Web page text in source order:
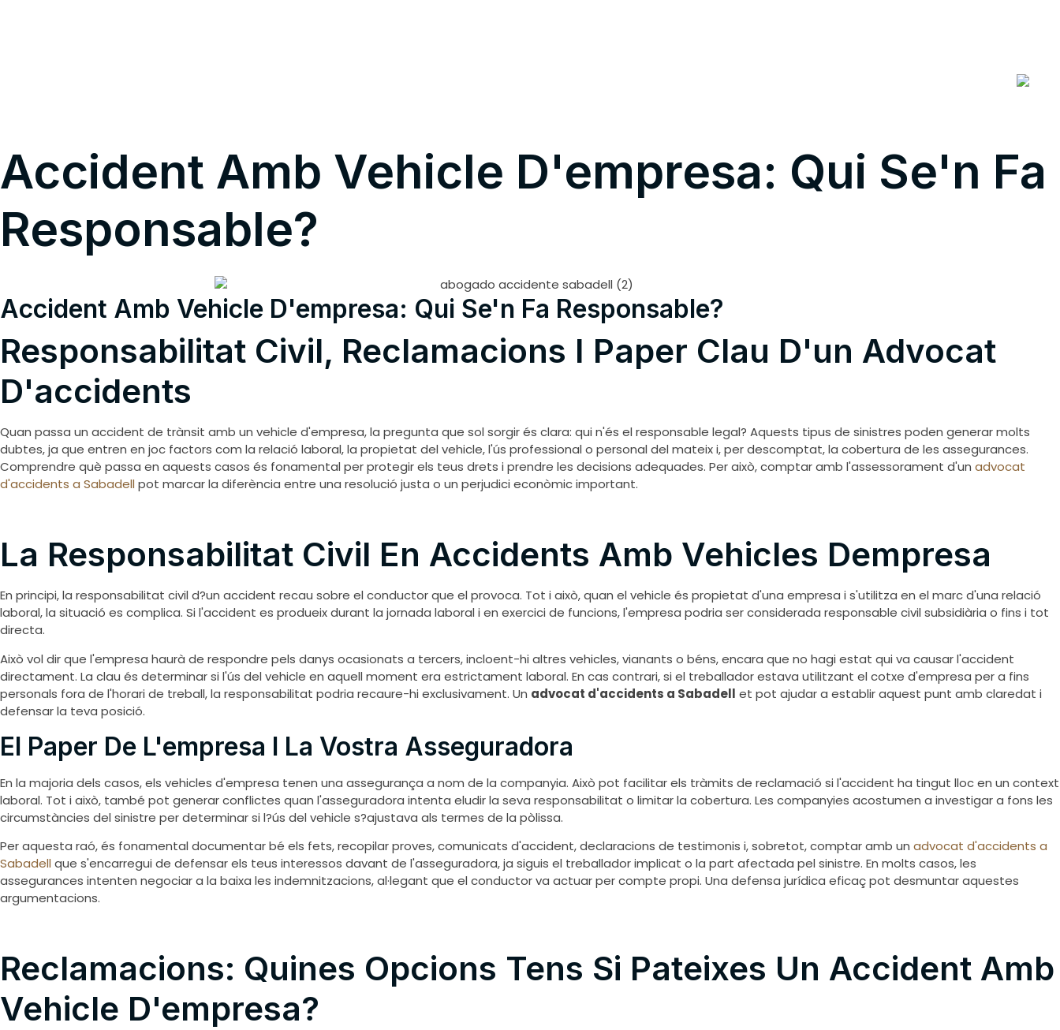
Accident Amb Vehicle D'empresa: Qui Se'n Fa
Responsable?
Accident Amb Vehicle D'empresa: Qui Se'n Fa Responsable?
Responsabilitat Civil, Reclamacions I Paper Clau D'un Advocat
D'accidents
Quan passa un accident de trànsit amb un vehicle d'empresa, la pregunta que sol sorgir és clara: qui n'és el responsable legal? Aquests tipus de sinistres poden generar molts
dubtes, ja que entren en joc factors com la relació laboral, la propietat del vehicle, l'ús professional o personal del mateix i, per descomptat, la cobertura de les assegurances.
Comprendre què passa en aquests casos és fonamental per protegir els teus drets i prendre les decisions adequades. Per això, comptar amb l'assessorament d'un advocat
d'accidents a Sabadell pot marcar la diferència entre una resolució justa o un perjudici econòmic important.
La Responsabilitat Civil En Accidents Amb Vehicles Dempresa
En principi, la responsabilitat civil d?un accident recau sobre el conductor que el provoca. Tot i això, quan el vehicle és propietat d'una empresa i s'utilitza en el marc d'una relació
laboral, la situació es complica. Si l'accident es produeix durant la jornada laboral i en exercici de funcions, l'empresa podria ser considerada responsable civil subsidiària o fins i tot
directa.
Això vol dir que l'empresa haurà de respondre pels danys ocasionats a tercers, incloent-hi altres vehicles, vianants o béns, encara que no hagi estat qui va causar l'accident
directament. La clau és determinar si l'ús del vehicle en aquell moment era estrictament laboral. En cas contrari, si el treballador estava utilitzant el cotxe d'empresa per a fins
personals fora de l'horari de treball, la responsabilitat podria recaure-hi exclusivament. Un advocat d'accidents a Sabadell et pot ajudar a establir aquest punt amb claredat i
defensar la teva posició.
El Paper De L'empresa I La Vostra Asseguradora
En la majoria dels casos, els vehicles d'empresa tenen una assegurança a nom de la companyia. Això pot facilitar els tràmits de reclamació si l'accident ha tingut lloc en un context
laboral. Tot i això, també pot generar conflictes quan l'asseguradora intenta eludir la seva responsabilitat o limitar la cobertura. Les companyies acostumen a investigar a fons les
circumstàncies del sinistre per determinar si l?ús del vehicle s?ajustava als termes de la pòlissa.
Per aquesta raó, és fonamental documentar bé els fets, recopilar proves, comunicats d'accident, declaracions de testimonis i, sobretot, comptar amb un advocat d'accidents a
Sabadell que s'encarregui de defensar els teus interessos davant de l'asseguradora, ja siguis el treballador implicat o la part afectada pel sinistre. En molts casos, les
assegurances intenten negociar a la baixa les indemnitzacions, al·legant que el conductor va actuar per compte propi. Una defensa jurídica eficaç pot desmuntar aquestes
argumentacions.
Reclamacions: Quines Opcions Tens Si Pateixes Un Accident Amb
Vehicle D'empresa?